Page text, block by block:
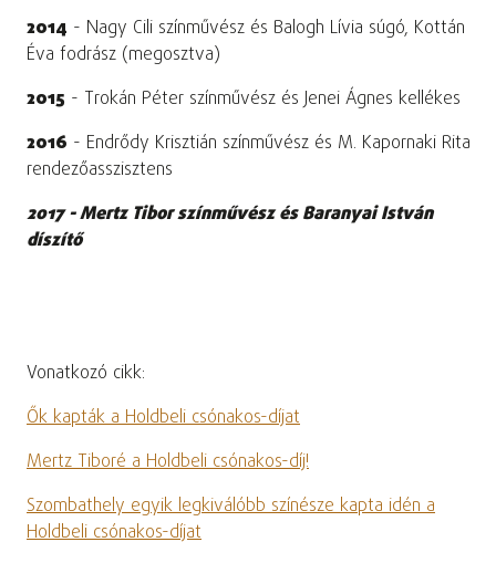
2014 - Nagy Cili színművész és Balogh Lívia súgó, Kottán
Éva fodrász (megosztva)
2015 - Trokán Péter színművész és Jenei Ágnes kellékes
2016 - Endrődy Krisztián színművész és M. Kapornaki Rita
rendezőasszisztens
2017 - Mertz Tibor színművész és Baranyai István
díszítő
Vonatkozó cikk:
Ők kapták a Holdbeli csónakos-díjat
Mertz Tiboré a Holdbeli csónakos-díj!
Szombathely egyik legkiválóbb színésze kapta idén a
Holdbeli csónakos-díjat